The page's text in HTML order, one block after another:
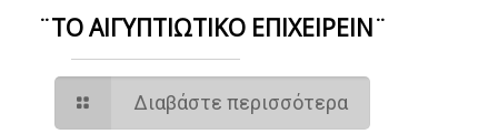
¨ΤΟ ΑΙΓΥΠΤΙΩΤΙΚΟ ΕΠΙΧΕΙΡΕΙΝ¨
Διαβάστε περισσότερα